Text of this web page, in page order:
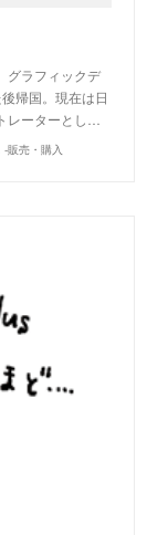
グラフィックデ
帰国。現在は日
レーターとし…
販売・購入